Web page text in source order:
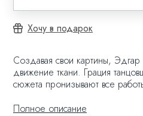
Хочу в подарок
Создавая свои картины, Эдгар
движение ткани. Грация
сюжета пронизывают все
балерин в серьгах с топазами
Полное описание